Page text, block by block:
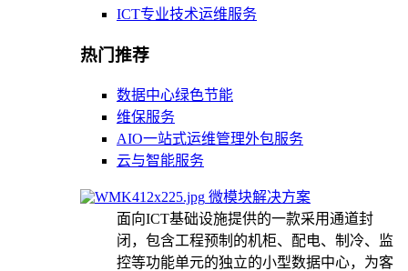
ICT专业技术运维服务
热门推荐
数据中心绿色节能
维保服务
AIO一站式运维管理外包服务
云与智能服务
微模块解决方案
面向ICT基础设施提供的一款采用通道封
闭，包含工程预制的机柜、配电、制冷、监
控等功能单元的独立的小型数据中心，为客